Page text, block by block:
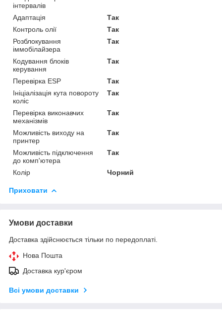
інтервалів
Адаптація
Так
Контроль олії
Так
Розблокування
іммобілайзера
Так
Кодування блоків
керування
Так
Перевірка ESP
Так
Ініціалізація кута повороту
коліс
Так
Перевірка виконавчих
механізмів
Так
Можливість виходу на
принтер
Так
Можливість підключення
до комп'ютера
Так
Колір Чорний
Приховати
Умови доставки
Доставка здійснюється тільки по передоплаті.
Нова Пошта
Доставка кур'єром
Всі умови доставки